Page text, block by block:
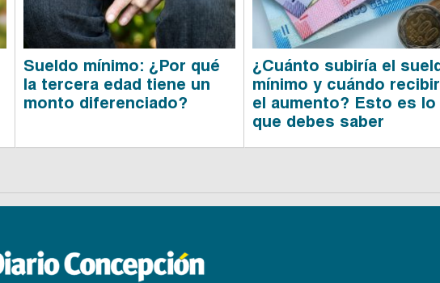
Sueldo mínimo: ¿Por qué
la tercera edad tiene un
monto diferenciado?
¿Cuánto subiría el
mínimo y cuándo
el aumento? Esto es lo
que debes saber